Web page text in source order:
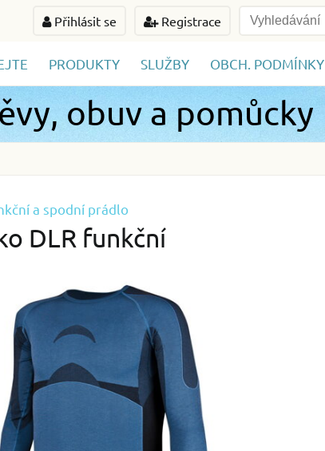
Přihlásit se Registrace
PRODUKTY SLUŽBY OBCH. PODMÍNKY
obuv a pomůcky
a spodní prádlo
DLR funkční